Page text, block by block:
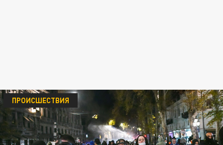
ПРОИСШЕСТВИЯ